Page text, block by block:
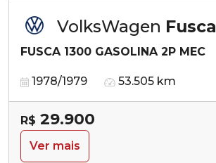
VolksWagen Fusca
FUSCA 1300 GASOLINA 2P MEC
1978/1979 53.505 km
R$ 29.900
Ver mais